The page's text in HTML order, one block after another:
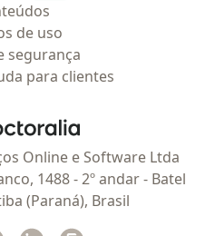
de uso
segurança
para clientes
Doctoralia - Homepage
Online e Software Ltda
1488 - 2º andar - Batel
(Paraná), Brasil